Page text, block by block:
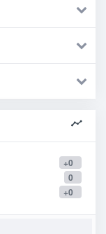
+0
0
+0